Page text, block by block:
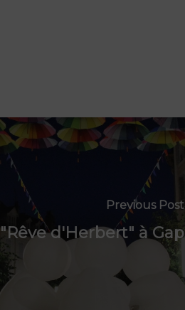
Previous Post
"Rêve d'Herbert" à Gap